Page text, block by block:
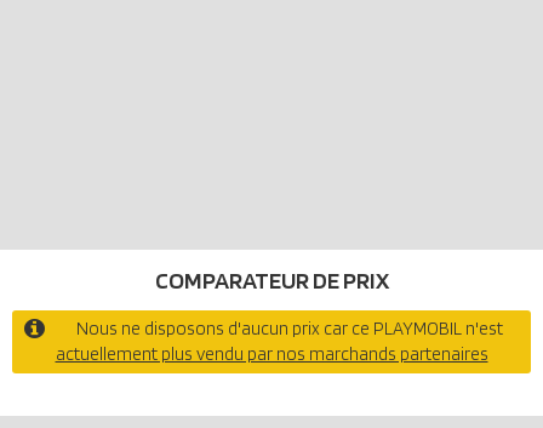
COMPARATEUR DE PRIX
Nous ne disposons d'aucun prix car ce PLAYMOBIL n'est
actuellement plus vendu par nos marchands partenaires